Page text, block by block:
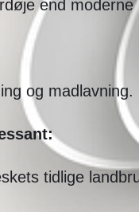
end moderne
og madlavning.
tidlige